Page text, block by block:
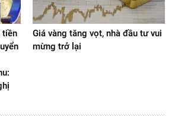
tiền
Giá vàng tăng vọt, nhà đầu tư vui
mừng trở lại